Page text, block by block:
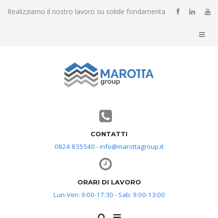
Realizziamo il nostro lavoro su solide fondamenta
CONTATTI
0824 835540 - info@marottagroup.it
ORARI DI LAVORO
Lun-Ven: 9:00-17:30 - Sab: 9:00-13:00